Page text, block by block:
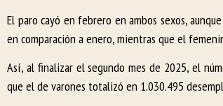
El paro cayó en febrero en ambos sexos,
en comparación a enero, mientras que el
Así, al finalizar el segundo mes de 2025, el
que el de varones totalizó en 1.030.495